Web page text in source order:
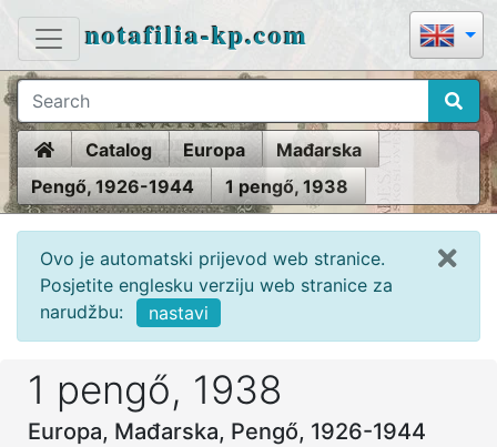
notafilia-kp.com
HomeCatalog Europa
Mađarska
Pengő, 1926-1944
1 pengő, 1938
Ovo je automatski prijevod web stranice.
Posjetite englesku verziju web stranice za
narudžbu:
nastavi
1 pengő, 1938
Europa, Mađarska, Pengő, 1926-1944